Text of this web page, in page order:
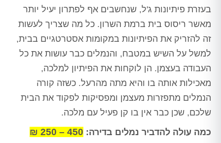
בעזרת פיתיונות ג'ל, שנחשבים אף לפתרון יעיל יותר
מאשר ריסוס בית ברמת השרון. כל מה שצריך לעשות
זה להזריק את הפיתיונות במקומות אסטרטגיים בבית,
למשל על השיש במטבח, והנמלים כבר עושות את כל
העבודה בעצמן. הן לוקחות את הפיתיון למלכה,
מאכילות אותה בו והיא מתה מהרעל. כשזה קורה
הנמלים מתפזרות מעצמן ומפסיקות לפקוד את הבית
שלכם, שכן כבר אין בו קן פעיל עם מלכה.
כמה עולה להדביר נמלים בדירה: 450 – 250 ₪